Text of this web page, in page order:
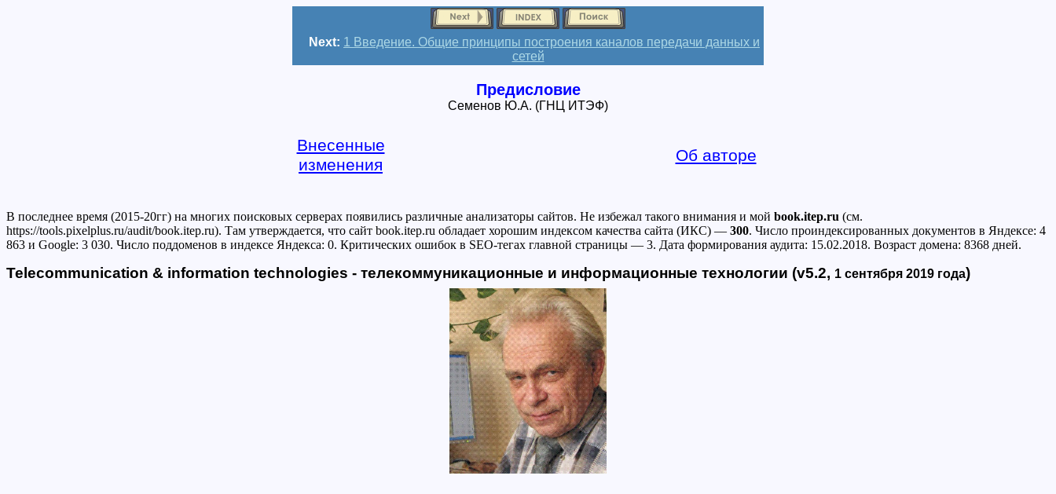
Next: 1 Введение. Общие принципы построения каналов передачи данных и
сетей
Предисловие
Семенов Ю.А. (ГНЦ ИТЭФ)
Внесенные
изменения
Об авторе
В последнее время (2015-20гг) на многих поисковых серверах появились различные анализаторы сайтов. Не избежал такого внимания и мой book.itep.ru (см.
https://tools.pixelplus.ru/audit/book.itep.ru). Там утверждается, что сайт book.itep.ru обладает хорошим индексом качества сайта (ИКС) — 300. Число проиндексированных документов в Яндексе: 4
863 и Google: 3 030. Число поддоменов в индексе Яндекса: 0. Критических ошибок в SEO-тегах главной страницы — 3. Дата формирования аудита: 15.02.2018. Возраст домена: 8368 дней.
Telecommunication & information technologies - телекоммуникационные и информационные технологии (v5.2, 1 сентября 2019 года)